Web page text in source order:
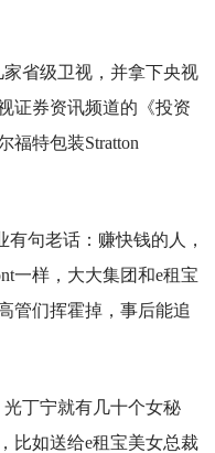
省级卫视，并拿下央视
证券资讯频道的《投资
福特包装Stratton
句老话：赚快钱的人，
一样，大大集团和e租宝
管们挥霍掉，事后能追
丁宁就有几十个女秘
比如送给e租宝美女总裁